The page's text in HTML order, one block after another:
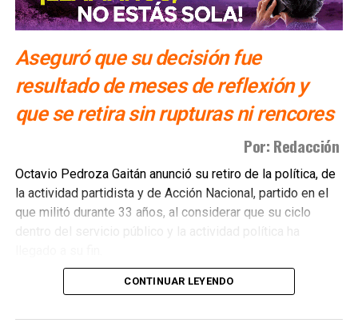
ARTÍCULOS RELACIONADOS:
Agricultores potosinos sufrirán recortes a seguros,
Este es el precio del dólar para este miércoles 8 de
enero en SLP
Aseguró que su decisión fue
resultado de meses de reflexión y
que se retira sin rupturas ni rencores
Por: Redacción
Octavio Pedroza Gaitán anunció su retiro de la política, de
la actividad partidista y de Acción Nacional, partido en el
que militó durante 33 años, al considerar que su ciclo
dentro del servicio público y la actividad política ha
A través de un posicionamiento titulado “Un paso de lado”,
CONTINUAR LEYENDO